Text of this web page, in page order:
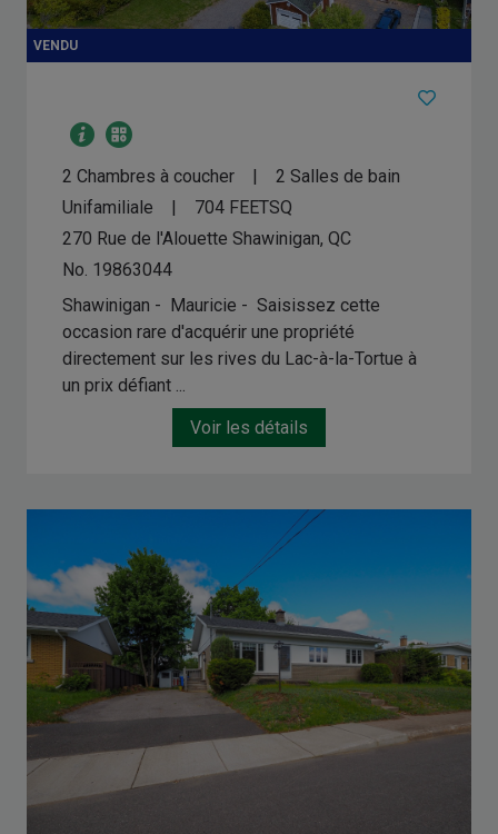
2 Chambres à coucher
2 Salles de bain
Unifamiliale
704 FEETSQ
270 Rue de l'Alouette Shawinigan, QC
No. 19863044
Shawinigan - Mauricie - Saisissez cette
occasion rare d'acquérir une propriété
directement sur les rives du Lac-à-la-Tortue à
un prix défiant ...
Voir les détails